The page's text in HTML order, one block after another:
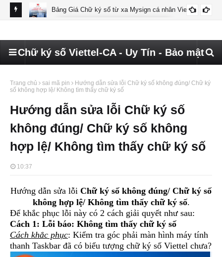
Bảng Giá Chữ ký số từ xa Mysign cá nhân Viettel
Chữ ký số Viettel-CA - Uy Tín - Bảo mật
Trang chủ sai mã pin
Hướng dẫn sửa lỗi Chữ ký số không đúng/ Chữ ký
số không hợp lệ/ Không tìm thấy chữ ký số
Hướng dẫn sửa lỗi Chữ ký số
không đúng/ Chữ ký số không
hợp lệ/ Không tìm thấy chữ ký số
10:37
Hướng dẫn sửa lỗi Chữ ký số không đúng/ Chữ ký số
không hợp lệ/ Không tìm thấy chữ ký số.
Để khắc phục lỗi này có 2 cách giải quyết như sau:
Cách 1: Lỗi báo: Không tìm thấy chữ ký số
Cách khắc phục: Kiểm tra góc phải màn hình máy tính
thanh Taskbar đã có biểu tượng chữ ký số Viettel chưa?